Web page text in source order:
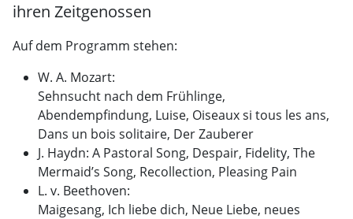
ihren Zeitgenossen
Auf dem Programm stehen:
W. A. Mozart:
Sehnsucht nach dem Frühlinge,
Abendempfindung, Luise, Oiseaux si tous les ans,
Dans un bois solitaire, Der Zauberer
J. Haydn: A Pastoral Song, Despair, Fidelity, The
Mermaid’s Song, Recollection, Pleasing Pain
L. v. Beethoven:
Maigesang, Ich liebe dich, Neue Liebe, neues